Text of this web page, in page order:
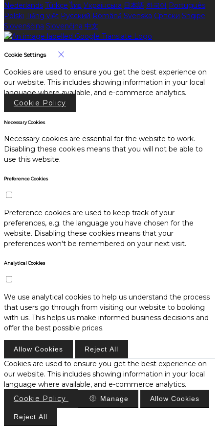
Nederlands Türkçe ไทย Українська 日本語 한국어 Português
Polski Tiếng việt Русский Română Svenska Српски Shqipe
Slovenščina Slovenčina 中文
Cookie Settings
Cookies are used to ensure you get the best experience on
our website. This includes showing information in your local
language where available, and e-commerce analytics.
Cookie Policy
Necessary Cookies
Necessary cookies are essential for the website to work.
Disabling these cookies means that you will not be able to
use this website.
Preference Cookies
Preference cookies are used to keep track of your
preferences, e.g. the language you have chosen for the
website. Disabling these cookies means that your
preferences won't be remembered on your next visit.
Analytical Cookies
We use analytical cookies to help us understand the process
that users go through from visiting our website to booking
with us. This helps us make informed business decisions and
offer the best possible prices.
Allow Cookies Reject All
Cookies are used to ensure you get the best experience on
our website. This includes showing information in your local
language where available, and e-commerce analytics.
Cookie Policy
Manage Allow Cookies
Reject All